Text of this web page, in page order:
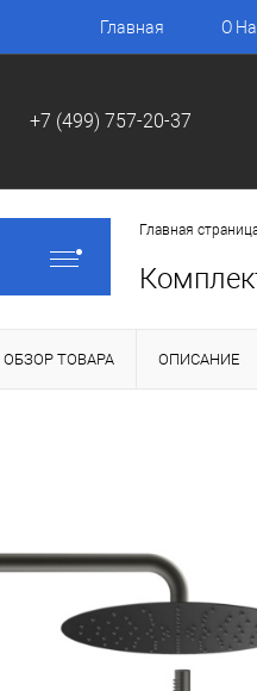
Главная О
+7 (499) 757-20-37
Главная
ОБЗОР ТОВАРА ОПИСАНИЕ